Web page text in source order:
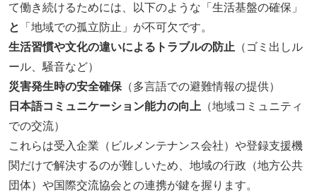
て働き続けるためには、以下のような「生活基盤の確保」
と
「地域での孤立防止」が不可欠です。
生活習慣や文化の違いによるトラブルの防止 （ゴミ出しル
ール、騒音など）
災害発生時の安全確保 （多言語での避難情報の提供）
日本語コミュニケーション能力の向上 （地域コミュニティ
での交流）
これらは受入企業（ビルメンテナンス会社）や登録支援機
関だけで解決するのが難しいため、地域の行政（地方公共
団体）や国際交流協会との連携が鍵を握ります。